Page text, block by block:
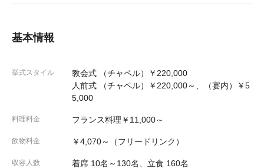
基本情報
挙式スタイル
教会式 （チャペル）￥220,000
人前式 （チャペル）￥220,000～、（宴内）￥5
5,000
料理料金 フランス料理￥11,000～
飲物料金 ￥4,070～（フリードリンク）
収容人数 着席 10名～130名、立食 160名